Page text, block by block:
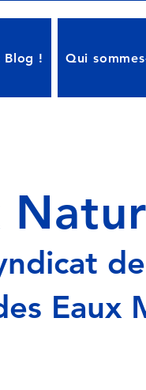
Blog ! Qui
Eaux